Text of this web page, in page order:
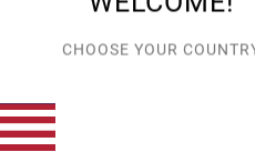
CHOOSE YOUR